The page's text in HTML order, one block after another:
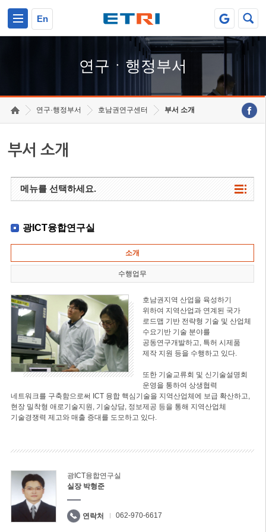
En
연구ㆍ행정부서
연구·행정부서 호남권연구센터 부서 소개
부서 소개
메뉴를 선택하세요.
광ICT융합연구실
소개
수행업무
호남권지역 산업을 육성하기
위하여 지역산업과 연계된 국가
로드맵 기반 전략형 기술 및 산업체
수요기반 기술 분야를
공동연구개발하고, 특허 시제품
제작 지원 등을 수행하고 있다.
또한 기술교류회 및 신기술설명회
운영을 통하여 상생협력
네트워크를 구축함으로써 ICT 융합 핵심기술을 지역산업체에 보급 확산하고,
현장 밀착형 애로기술지원, 기술상담, 정보제공 등을 통해 지역산업체
기술경쟁력 제고와 매출 증대를 도모하고 있다.
광ICT융합연구실
실장 박형준
연락처 062-970-6617